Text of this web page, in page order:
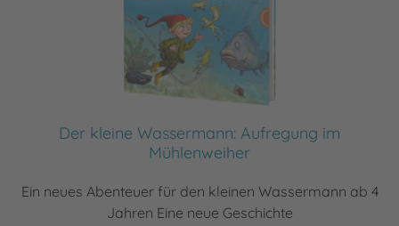
Der kleine Wassermann: Aufregung im
Mühlenweiher
Ein neues Abenteuer für den kleinen Wassermann ab 4
Jahren Eine neue Geschichte